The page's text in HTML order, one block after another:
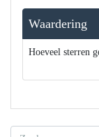
Waardering
Hoeveel sterren